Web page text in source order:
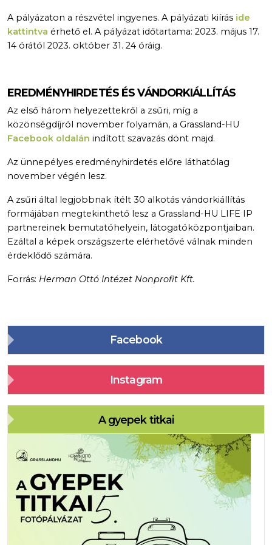
A pályázaton a részvétel ingyenes. A pályázati kiírás ide
kattintva érhető el. A pályázat időtartama: 2023. május 17.
14 órától 2023. október 31. 24 óráig.
EREDMÉNYHIRDETÉS ÉS VÁNDORKIÁLLÍTÁS
Az első három helyezettekről a zsűri, míg a
közönségdíjról november folyamán, a Grassland-HU
Facebook oldalán indított szavazás dönt majd.
Az ünnepélyes eredményhirdetés előre láthatólag
november végén lesz.
A zsűri által legjobbnak ítélt 30 alkotás vándorkiállítás
formájában megtekinthető lesz a Grassland-HU LIFE IP
partnereinek bemutatóhelyein, látogatóközpontjaiban.
Ezáltal a képek országszerte elérhetővé válnak minden
érdeklődő számára.
Forrás: Herman Ottó Intézet Nonprofit Kft.
Facebook
Instagram
A gyepek titkai